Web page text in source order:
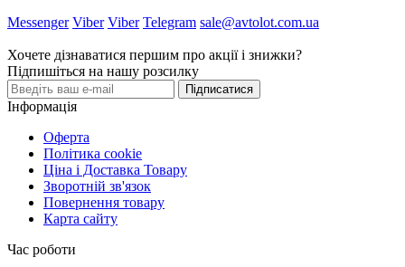
Messenger Viber Viber Telegram sale@avtolot.com.ua
Хочете дізнаватися першим про акції і знижки?
Підпишіться на нашу розсилку
Підписатися
Інформація
Оферта
Політика cookie
Ціна і Доставка Товару
Зворотній зв'язок
Повернення товару
Карта сайту
Час роботи